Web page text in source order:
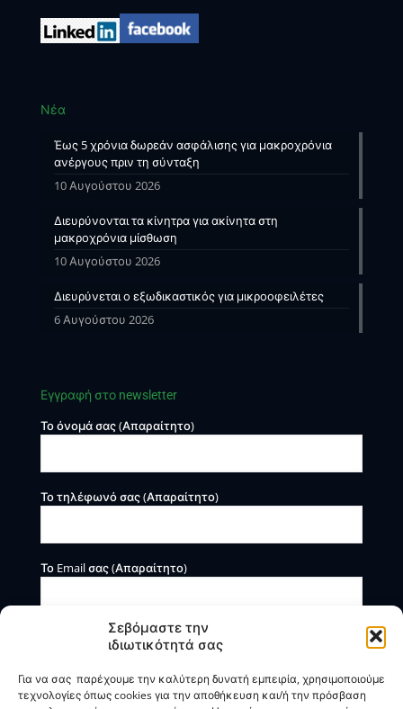
Σεβόμαστε την
ιδιωτικότητά σας
Για να σας παρέχουμε την καλύτερη δυνατή εμπειρία, χρησιμοποιούμε
τεχνολογίες όπως cookies για την αποθήκευση και/ή την πρόσβαση
Νέα
Έως 5 χρόνια δωρεάν ασφάλισης για μακροχρόνια
ανέργους πριν τη σύνταξη
10 Αυγούστου 2026
Διευρύνονται τα κίνητρα για ακίνητα στη
μακροχρόνια μίσθωση
10 Αυγούστου 2026
Διευρύνεται ο εξωδικαστικός για μικροοφειλέτες
6 Αυγούστου 2026
Εγγραφή στο newsletter
Το όνομά σας (Απαραίτητο)
Το τηλέφωνό σας (Απαραίτητο)
Το Email σας (Απαραίτητο)